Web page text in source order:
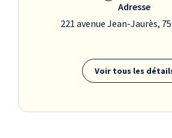
Adresse
221 avenue Jean-Jaurès,
Voir tous les